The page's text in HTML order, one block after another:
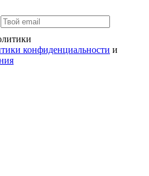
конфиденциальности и